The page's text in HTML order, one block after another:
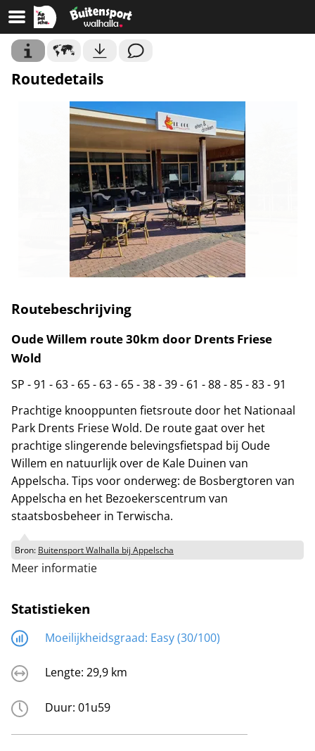
Routedetails
Routebeschrijving
Oude Willem route 30km door Drents Friese
Wold
SP -91 - 63- 65- 63- 65-38-39- 61 -88-85-83-91
Prachtige knooppunten fietsroute door het Nationaal
Park Drents Friese Wold. De route gaat over het
prachtige slingerende belevingsfietspad bij Oude
Willem en natuurlijk over de Kale Duinen van
Appelscha. Tips voor onderweg: de Bosbergtoren van
Appelscha en het Bezoekerscentrum van
staatsbosbeheer in Terwischa.
Bron: Buitensport Walhalla bij Appelscha
Meer informatie
Statistieken
Moeilijkheidsgraad: Easy (30/100)
Lengte: 29,9 km
Duur: 01u59